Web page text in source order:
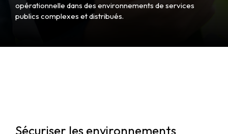
opérationnelle dans des environnements de services
publics complexes et distribués.
Sécuriser les environnements